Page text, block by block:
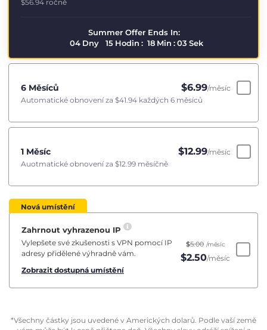
$56.94 ročně
Summer Offer Ends In:
04 Dny 15 Hodin : 18 Min :02 Sek
6 Měsíců $6.99/měsíc
Automatické obnovení za $41.94 každých 6 měsíců
1 Měsíc $12.99/měsíc
Auotmatické obnovení za $12.99 měsíčně
Nová umístění
Zahrnout vyhrazenou IP
Vylepšete své zkušenosti s VPN pomocí IP
adresy přidělené výhradně vám.
Zobrazit dostupná umístění
$5.00 /měsíc
$2.50/měsíc
*Všechny částky jsou uvedené v Amerických dolarů. Podle vaší země